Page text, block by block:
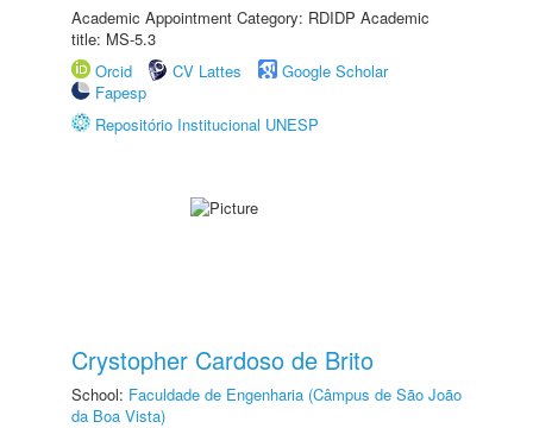
Academic Appointment Category: RDIDP Academic
title: MS-5.3
Orcid
CV Lattes
Google Scholar
Fapesp
Repositório Institucional UNESP
Crystopher Cardoso de Brito
School: Faculdade de Engenharia (Câmpus de São João
da Boa Vista)